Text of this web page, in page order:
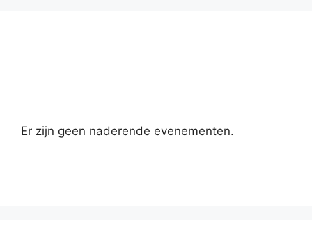
Er zijn geen naderende evenementen.